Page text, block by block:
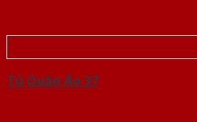
Tủ Quần Áo 37